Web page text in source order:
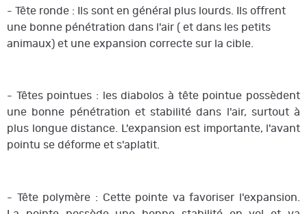
- Tête ronde : Ils sont en général plus lourds. Ils offrent
une bonne pénétration dans l'air ( et dans les petits
animaux) et une expansion correcte sur la cible.
- Têtes pointues : les diabolos à tête pointue possèdent
une bonne pénétration et stabilité dans l'air, surtout à
plus longue distance. L'expansion est importante, l'avant
pointu se déforme et s'aplatit.
- Tête polymère : Cette pointe va favoriser l'expansion.